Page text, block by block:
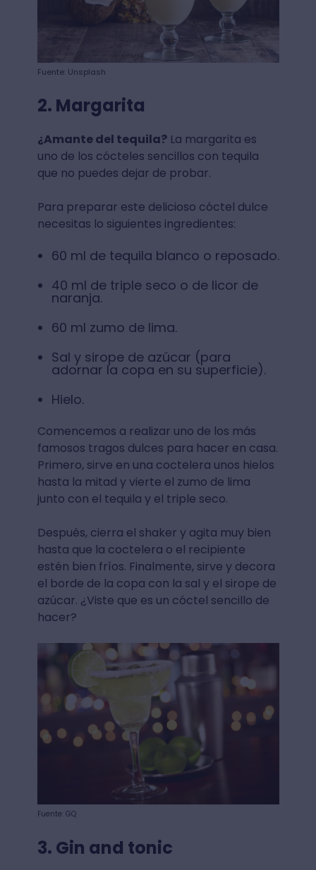
Fuente: Unsplash
2. Margarita
¿Amante del tequila?La margarita es
uno de los cócteles sencillos con tequila⁣
que no puedes dejar de probar.
Para preparar este delicioso cóctel dulce
necesitas lo siguientes ingredientes:
60 ml de tequila blanco o reposado⁣⁣.
40 ml de triple seco o de licor de
naranja⁣⁣.
60 ml zumo de lima.⁣⁣
Sal y sirope de azúcar (para
adornar la copa en su superficie)⁣⁣.
Hielo⁣⁣.
Comencemos a realizar uno de los más
famosos tragos dulces para hacer en casa⁣.
Primero, sirve en una coctelera unos hielos
hasta la mitad y vierte el zumo de lima
junto con el tequila y el triple seco.
Después, cierra el shaker y agita muy bien
hasta que la coctelera o el recipiente
estén bien fríos. Finalmente, sirve y decora
el borde de la copa con la sal y el sirope de
azúcar. ¿Viste que es un cóctel sencillo de
hacer?
Fuente: GQ
3. Gin and tonic